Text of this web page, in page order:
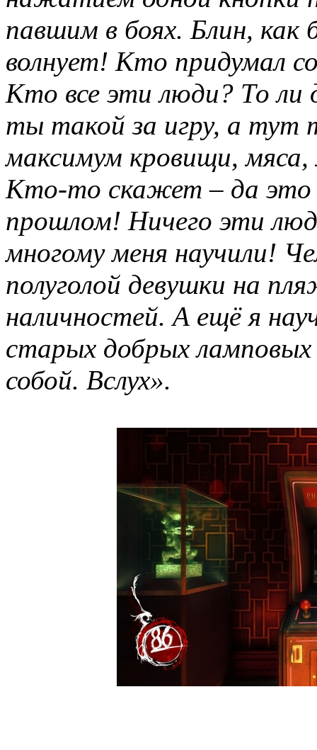
павшим в боях. Блин, как
волнует! Кто придумал
Кто все эти люди? То ли
ты такой за игру, а
максимум кровищи,
Кто-то скажет – да это
прошлом! Ничего эти
многому меня научили!
полуголой девушки на
наличностей. А ещё я
старых добрых
собой. Вслух».